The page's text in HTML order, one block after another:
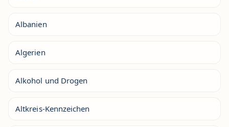
Albanien
Algerien
Alkohol und Drogen
Altkreis-Kennzeichen